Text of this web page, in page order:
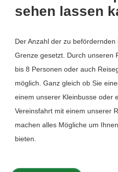
sehen lassen
Der Anzahl der zu
Grenze gesetzt. Durch unseren
bis 8 Personen oder auch
möglich. Ganz gleich ob Sie
einem unserer Kleinbusse oder
Vereinsfahrt mit einem unserer
machen alles Mögliche um
bieten.